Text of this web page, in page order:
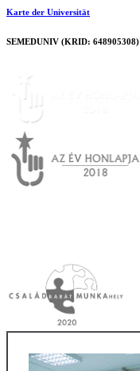
Karte der Universität
SEMEDUNIV (KRID: 648905308)